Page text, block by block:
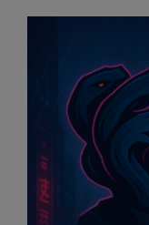
Blade